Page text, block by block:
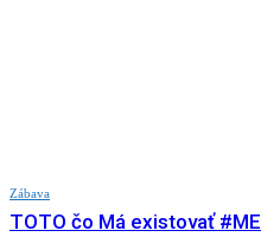
Zábava
TOTO čo Má existovať #ME